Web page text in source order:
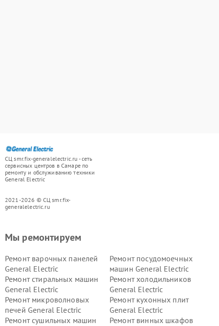
СЦ smr.fix-generalelectric.ru - сеть
сервисных центров в Самаре по
ремонту и обслуживанию техники
General Electric
2021-2026 © СЦ smr.fix-
generalelectric.ru
Мы ремонтируем
Ремонт варочных панелей
General Electric
Ремонт посудомоечных
машин General Electric
Ремонт стиральных машин
General Electric
Ремонт холодильников
General Electric
Ремонт микроволновых
печей General Electric
Ремонт кухонных плит
General Electric
Ремонт сушильных машин
Ремонт винных шкафов